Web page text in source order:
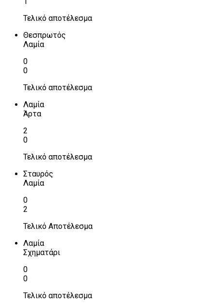
Τελικό αποτέλεσμα
Θεσπρωτός
Λαμία
0
0
Τελικό αποτέλεσμα
Λαμία
Άρτα
2
0
Τελικό αποτέλεσμα
Σταυρός
Λαμία
0
2
Τελικό Αποτέλεσμα
Λαμία
Σχηματάρι
0
0
Τελικό αποτέλεσμα